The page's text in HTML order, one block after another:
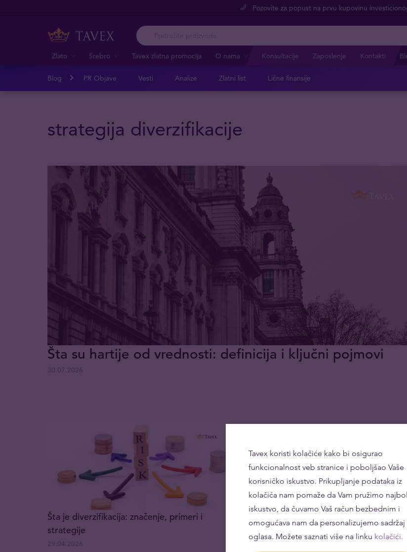
Pozovite za popust na prvu kupovinu
Zlato Srebro Tavex zlatna promocija O nama Konsultacije Zaposlenje Kontakti
Blog PR Objave Vesti Analize Zlatni list Lične finansije
strategija diverzifikacije
Šta su hartije od vrednosti: definicija i ključni pojmovi
Šta je diverzifikacija: značenje, primeri i
strategije
Tavex koristi kolačiće kako bi osigurao
funkcionalnost veb stranice i poboljšao Vaše
korisničko iskustvo. Prikupljanje podataka iz
kolačića nam pomaže da Vam pružimo
iskustvo, da čuvamo Vaš račun bezbednim i
omogućava nam da personalizujemo sadržaj
oglasa. Možete saznati više na linku kolačići.